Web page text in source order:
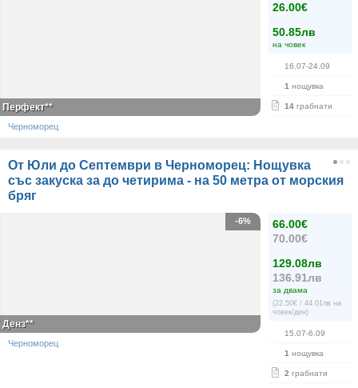
26.00€
50.85лв
на човек
16.07-24.09
1 нощувка
14 грабнати
Перфект**
Черноморец
От Юли до Септември в Черноморец: Нощувка
със закуска за до четирима - на 50 метра от морския
бряг
66.00€
70.00€
129.08лв
136.91лв
за двама
(22.50€ / 44.01лв на
човек/ден)
15.07-6.09
1 нощувка
2 грабнати
-6%
Денз**
Черноморец